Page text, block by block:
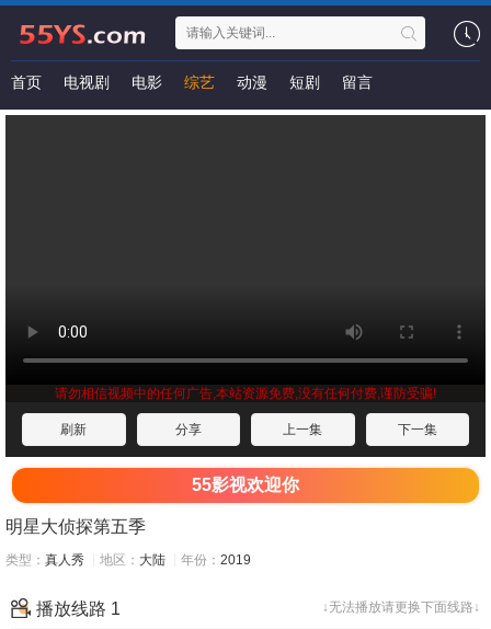
首页 电视剧 电影 综艺 动漫 短剧 留言
请勿相信视频中的任何广告,本站资源免费,没有任何付费,谨防受骗!
刷新 分享 上一集 下一集
55影视欢迎你
明星大侦探第五季
类型： 真人秀 地区： 大陆 年份： 2019
↓无法播放请更换下面线路↓
播放线路 1